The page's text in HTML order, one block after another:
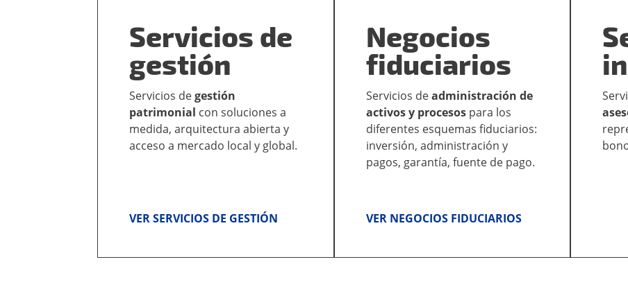
Servicios de
gestión
Servicios degestión
patrimonial con soluciones a
medida, arquitectura abierta y
acceso a mercado local y global.
VER SERVICIOS DE GESTIÓN
Negocios
fiduciarios
Servicios deadministración de
activos y procesospara los
diferentes esquemas fiduciarios:
inversión, administración y
pagos, garantía, fuente de pago.
VER NEGOCIOS FIDUCIARIOS